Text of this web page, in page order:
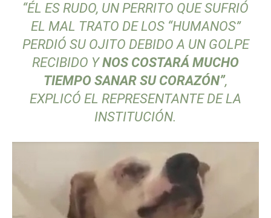
“ÉL ES RUDO, UN PERRITO QUE SUFRIÓ
EL MAL TRATO DE LOS “HUMANOS”
PERDIÓ SU OJITO DEBIDO A UN GOLPE
RECIBIDO YNOS COSTARÁ MUCHO
TIEMPO SANAR SU CORAZÓN”,
EXPLICÓ EL REPRESENTANTE DE LA
INSTITUCIÓN.